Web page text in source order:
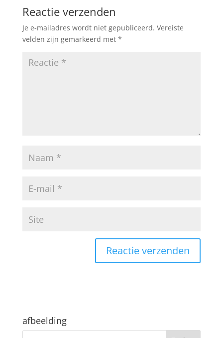
Reactie verzenden
Je e-mailadres wordt niet gepubliceerd. Vereiste
velden zijn gemarkeerd met *
afbeelding